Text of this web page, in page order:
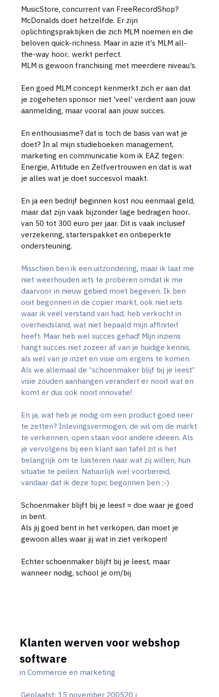
MusicStore, concurrent van FreeRecordShop?
McDonalds doet hetzelfde. Er zijn
oplichtingspraktijken die zich MLM noemen en die
beloven quick-richness. Maar in azie it's MLM all-
the-way hoor.. werkt perfect.
MLM is gewoon franchising met meerdere niveau's.
Een goed MLM concept kenmerkt zich er aan dat
je zogeheten sponsor niet 'veel' verdient aan jouw
aanmelding, maar vooral aan jouw succes.
En enthousiasme? dat is toch de basis van wat je
doet? In al mijn studieboeken management,
marketing en communicatie kom ik EAZ tegen:
Energie, Attitude en Zelfvertrouwen en dat is wat
je alles wat je doet succesvol maakt.
En ja een bedrijf beginnen kost nou eenmaal geld,
maar dat zijn vaak bijzonder lage bedragen hoor..
van 50 tot 300 euro per jaar. Dit is vaak inclusief
verzekering, starterspakket en onbeperkte
ondersteuning.
Misschien ben ik een uitzondering, maar ik laat me
niet weerhouden iets te proberen omdat ik me
daarvoor in nieuw gebied moet begeven. Ik ben
ooit begonnen in de copier markt, ook niet iets
waar ik veel verstand van had, heb verkocht in
overheidsland, wat niet bepaald mijn affiniteit
heeft. Maar heb wel succes gehad! Mijn inziens
hangt succes niet zozeer af van je huidige kennis,
als wel van je inzet en visie om ergens te komen.
Als we allemaal de “schoenmaker blijf bij je leest”
visie zouden aanhangen verandert er nooit wat en
komt er dus ook nooit innovatie!
En ja, wat heb je nodig om een product goed neer
te zetten? Inlevingsvermogen, de wil om de markt
te verkennen, open staan voor andere ideeen. Als
je vervolgens bij een klant aan tafel zit is het
belangrijk om te luisteren naar wat zij willen, hun
situatie te peilen. Natuurlijk wel voorbereid,
vandaar dat ik deze topic begonnen ben ;-)
Schoenmaker blijft bij je leest = doe waar je goed
in bent.
Als jij goed bent in het verkopen, dan moet je
gewoon alles waar jij wat in ziet verkopen!
Echter schoenmaker blijft bij je leest, maar
wanneer nodig, school je om/bij
Klanten werven voor webshop
software
in Commercie en marketing
Geplaatst: 15 november 200520 j